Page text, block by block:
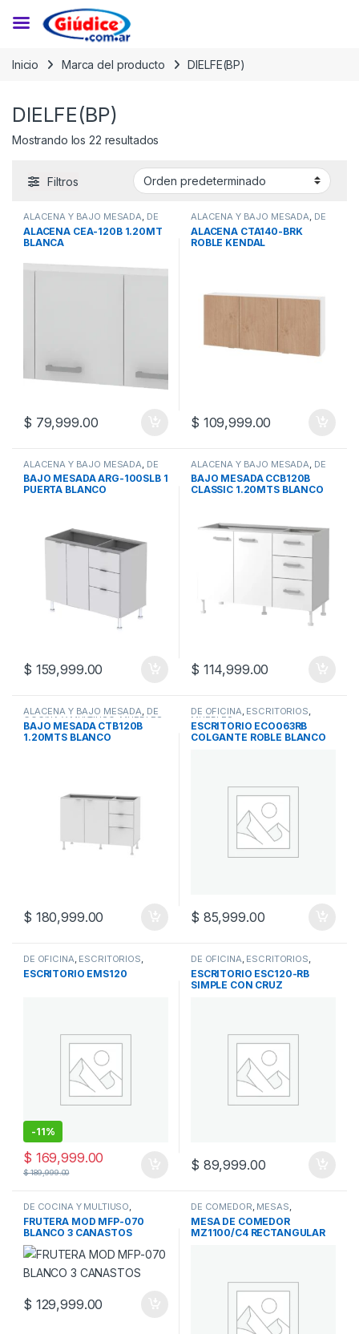
Inicio Marca del producto DIELFE(BP)
DIELFE(BP)
Mostrando los 22 resultados
Filtros
ALACENA Y BAJO MESADA, DE
COCINA Y MULTIUSO ,MUEBLES
ALACENA CEA-120B 1.20MT
BLANCA
$ 79,999.00
ALACENA Y BAJO MESADA, DE
COCINA Y MULTIUSO ,MUEBLES
ALACENA CTA140-BRK
ROBLE KENDAL
$ 109,999.00
ALACENA Y BAJO MESADA DE
COCINA Y MULTIUSO, MUEBLES
BAJO MESADA ARG-100SLB 1
PUERTA BLANCO
$ 159,999.00
ALACENA Y BAJO MESADA DE
COCINA Y MULTIUSO, MUEBLES
BAJO MESADA CCB120B
CLASSIC 1.20MTS BLANCO
$ 114,999.00
ALACENA Y BAJO MESADA, DE
COCINA Y MULTIUSO, MUEBLES
BAJO MESADA CTB120B
1.20MTS BLANCO
$ 180,999.00
DE OFICINA, ESCRITORIOS,
MUEBLES
ESCRITORIO ECO063RB
COLGANTE ROBLE BLANCO
$ 85,999.00
DE OFICINA, ESCRITORIOS,
MUEBLES
ESCRITORIO EMS120
-11%
$ 169,999.00
$189,999.00
DE OFICINA, ESCRITORIOS,
MUEBLES
ESCRITORIO ESC120-RB
SIMPLE CON CRUZ
$ 89,999.00
DE COCINA Y MULTIUSO,
MUEBLES, MULTIUSOS
FRUTERA MOD MFP-070
BLANCO 3 CANASTOS
$ 129,999.00
DE COMEDOR, MESAS,
MUEBLES
MESA DE COMEDOR
MZ1100/C4 RECTANGULAR